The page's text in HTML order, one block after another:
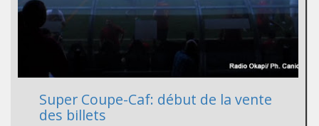
Super Coupe-Caf: début de la vente
des billets